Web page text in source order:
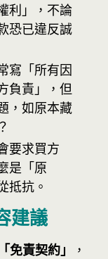
利」，不論
恐已違反誠
寫「所有因
負責」，但
，如原本藏
要求買方
是「原
抵抗。
建議
免責契約」
，